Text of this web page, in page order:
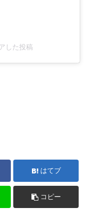
した投稿
はてブ
コピー